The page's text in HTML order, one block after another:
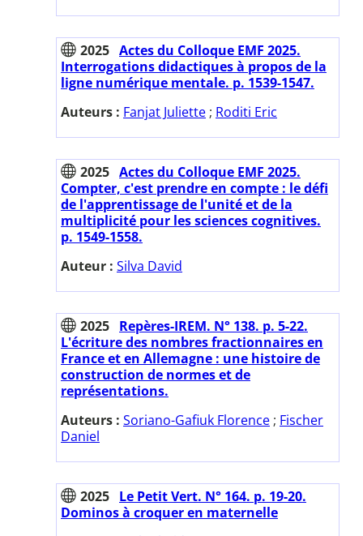
2025 Actes du Colloque EMF 2025.
Interrogations didactiques à propos de la
ligne numérique mentale. p. 1539-1547.
Auteurs : Fanjat Juliette ; Roditi Eric
2025 Actes du Colloque EMF 2025.
Compter, c'est prendre en compte : le défi
de l'apprentissage de l'unité et de la
multiplicité pour les sciences cognitives.
p. 1549-1558.
Auteur : Silva David
2025 Repères-IREM. N° 138. p. 5-22.
L'écriture des nombres fractionnaires en
France et en Allemagne : une histoire de
construction de normes et de
représentations.
Auteurs : Soriano-Gafiuk Florence ; Fischer
Daniel
2025 Le Petit Vert. N° 164. p. 19-20.
Dominos à croquer en maternelle